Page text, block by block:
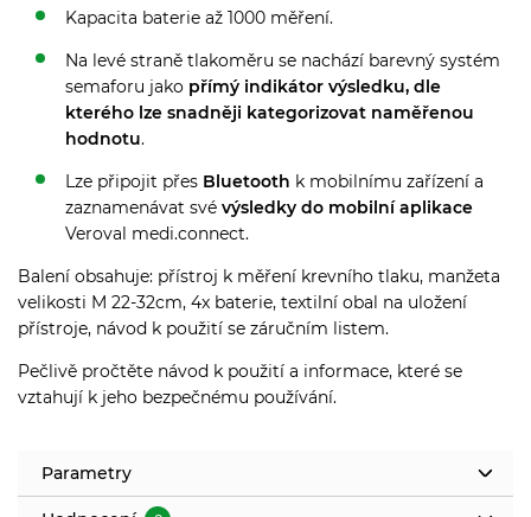
Kapacita baterie až 1000 měření.
Na levé straně tlakoměru se nachází barevný systém
semaforu jako přímý indikátor výsledku, dle
kterého lze snadněji kategorizovat naměřenou
hodnotu.
Lze připojit přes Bluetooth k mobilnímu zařízení a
zaznamenávat své výsledky do mobilní aplikace
Veroval medi.connect.
Balení obsahuje: přístroj k měření krevního tlaku, manžeta
velikosti M 22-32cm, 4x baterie, textilní obal na uložení
přístroje, návod k použití se záručním listem.
Pečlivě pročtěte návod k použití a informace, které se
vztahují k jeho bezpečnému používání.
Parametry